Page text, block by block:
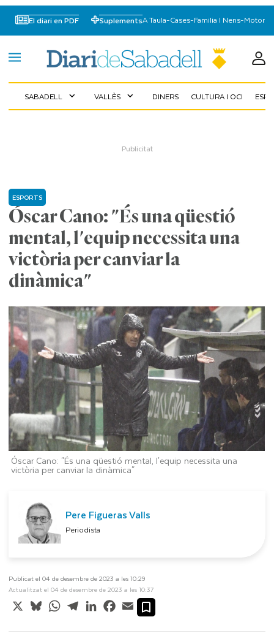
El diari en PDF SuplementsA Taula-Cases-Familia I Nens-Motor
SABADELL expand_more VALLÈS expand_more DINERS CULTURA I OCI
Óscar Cano: "És una qüestió
mental, l'equip necessita una
victòria per canviar la
dinàmica"
ESPORTS
Óscar Cano: "És una qüestió mental, l'equip necessita una
victòria per canviar la dinàmica"
Pere Figueras Valls
Periodista
Publicat el 04 de desembre de 2023 a les 10:29
Actualitzat el 04 de desembre de 2023 a les 10:37
X BlueskyWhatsApp
TelegramLinkedInFacebook
Email